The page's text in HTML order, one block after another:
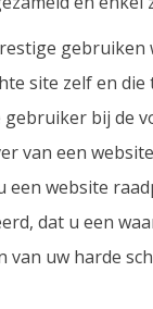
gebruiken
site zelf en
bij de
van een
website
dat u een
uw harde